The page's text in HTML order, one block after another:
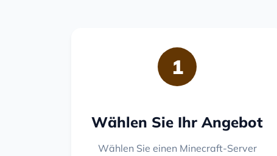
1
Wählen Sie Ihr Angebot
Wählen Sie einen Minecraft-Server